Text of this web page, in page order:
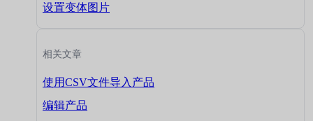
设置变体图片
相关文章
使用CSV文件导入产品
编辑产品